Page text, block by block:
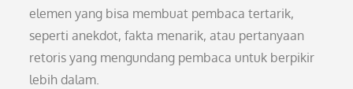
elemen yang bisa membuat pembaca tertarik,
seperti anekdot, fakta menarik, atau pertanyaan
retoris yang mengundang pembaca untuk berpikir
lebih dalam.